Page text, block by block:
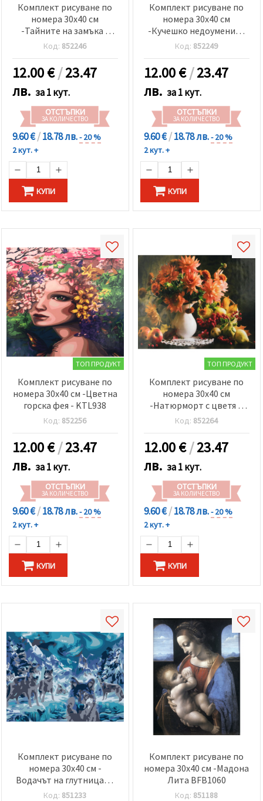
Комплект рисуване по
номера 30x40 см
-Тайните на замъка -
KTL1019
Код: 852246
12.00€/23.47
лв. за 1 кут.
ОТСТЪПКИ
ЗА КОЛИЧЕСТВО
9.60 €/18.78 лв.- 20 %
2 кут. +
КУПИ
Комплект рисуване по
номера 30x40 см
-Кучешко недоумение -
KTL1455
Код: 852249
12.00€/23.47
лв. за 1 кут.
ОТСТЪПКИ
ЗА КОЛИЧЕСТВО
9.60 €/18.78 лв.- 20 %
2 кут. +
КУПИ
ТОП ПРОДУКТ
Комплект рисуване по
номера 30x40 см -Цветна
горска фея - KTL938
Код: 852256
12.00€/23.47
лв. за 1 кут.
ОТСТЪПКИ
ЗА КОЛИЧЕСТВО
9.60 €/18.78 лв.- 20 %
2 кут. +
КУПИ
ТОП ПРОДУКТ
Комплект рисуване по
номера 30x40 см
-Натюрморт с цветя и
плодове - KTL029
Код: 852264
12.00€/23.47
лв. за 1 кут.
ОТСТЪПКИ
ЗА КОЛИЧЕСТВО
9.60 €/18.78 лв.- 20 %
2 кут. +
КУПИ
Комплект рисуване по
номера 30x40 см -
Водачът на глутницата
-7671
Код: 851233
Комплект рисуване по
номера 30x40 см -Мадона
Лита BFB1060
Код: 851188